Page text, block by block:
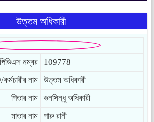
উত্তম অধিকারী
নম্বর
109778
নাম
উত্তম অধিকারী
পিতার নাম
গুনসিন্ধু অধিকারী
মাতার নাম
পারু রানী